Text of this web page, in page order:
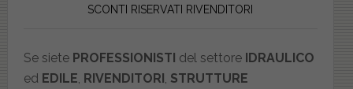
SCONTI RISERVATI RIVENDITORI
Se siete PROFESSIONISTI del settore IDRAULICO
ed EDILE, RIVENDITORI, STRUTTURE